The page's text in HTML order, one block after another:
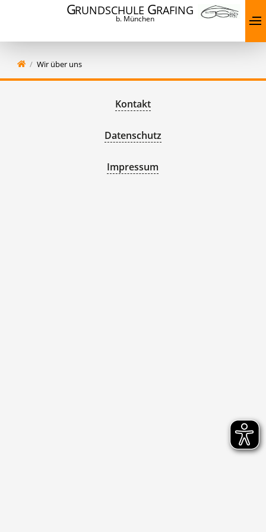
GRUNDSCHULE GRAFING
b. München
Wir über uns
Kontakt
Datenschutz
Impressum